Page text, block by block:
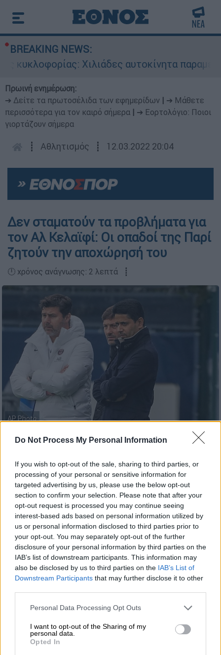
Do Not Process My Personal Information
If you wish to opt-out of the sale, sharing to third parties, or
processing of your personal or sensitive information for
targeted advertising by us, please use the below opt-out
section to confirm your selection. Please note that after your
opt-out request is processed you may continue seeing
interest-based ads based on personal information utilized by
us or personal information disclosed to third parties prior to
your opt-out. You may separately opt-out of the further
disclosure of your personal information by third parties on the
IAB’s list of downstream participants. This information may
also be disclosed by us to third parties on the IAB’s List of
Downstream Participants that may further disclose it to other
Please note that this website/app uses one or more Google
not limited to your visit or usage behaviour. You may click to
grant or deny consent to Google and its third-party tags to
use your data for below specified purposes in below Google
Personal Data Processing Opt Outs
I want to opt-out of the Sharing of my
personal data.
Opted In
BREAKING NEWS:
Χιλιάδες αυτοκίνητα
Πρωινή ενημέρωση:
➔ Δείτε τα πρωτοσέλιδα των εφημερίδων
➔ Μάθετε
περισσότερα για τον καιρό σήμερα
➔ Εορτολόγιο: Ποιοι
γιορτάζουν σήμερα
┋ Αθλητισμός ┋ 12.03.2022 20:04
Δεν σταματούν τα προβλήματα για
τον Αλ Κελαϊφί: Οι οπαδοί της Παρί
ζητούν την αποχώρησή του
🕛 χρόνος ανάγνωσης: 2 λεπτά ┋
AP Photo
Μια απ' τις πιο δύσκολες εβδομάδες της
παρουσίας του στοΠαρίσιδιανύει οΝασέρ
Αλ Κελαϊφί. Ο Καταριανός πρόεδρος της
Παρί Σεν Ζερμέν, ο οποίος εκτός του
οδυνηρού αποκλεισμού της ομάδας του απ'
τηΡεάλ Μαδρίτης,απειλείται με φυλάκιση
για τα τηλεοπτικά δικαιώματα του
Μουντιάλ, ενώ βρέθηκε στο επίκεντρο
καθώς μετά το τέλος του ματς για το
Champions Leagueέκανε «ντου» στο
δωμάτιο των διαιτητών και απείλησε
βρίσκεται στο στόχαστρο και τον οπαδών
της Παρί.